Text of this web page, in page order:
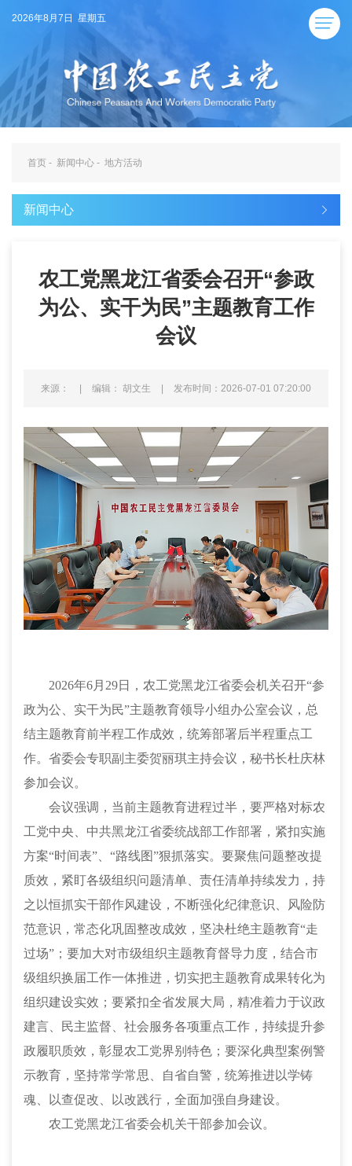
2026年8月7日 星期五
首页 - 新闻中心 - 地方活动
新闻中心
农工党黑龙江省委会召开“参政
为公、实干为民”主题教育工作
会议
来源： | 编辑： 胡文生 | 发布时间：2026-07-01 07:20:00
2026年6月29日，农工党黑龙江省委会机关召开“参
政为公、实干为民”主题教育领导小组办公室会议，总
结主题教育前半程工作成效，统筹部署后半程重点工
作。省委会专职副主委贺丽琪主持会议，秘书长杜庆林
参加会议。
会议强调，当前主题教育进程过半，要严格对标农
工党中央、中共黑龙江省委统战部工作部署，紧扣实施
方案“时间表”、“路线图”狠抓落实。要聚焦问题整改提
质效，紧盯各级组织问题清单、责任清单持续发力，持
之以恒抓实干部作风建设，不断强化纪律意识、风险防
范意识，常态化巩固整改成效，坚决杜绝主题教育“走
过场”；要加大对市级组织主题教育督导力度，结合市
级组织换届工作一体推进，切实把主题教育成果转化为
组织建设实效；要紧扣全省发展大局，精准着力于议政
建言、民主监督、社会服务各项重点工作，持续提升参
政履职质效，彰显农工党界别特色；要深化典型案例警
示教育，坚持常学常思、自省自警，统筹推进以学铸
魂、以查促改、以改践行，全面加强自身建设。
农工党黑龙江省委会机关干部参加会议。